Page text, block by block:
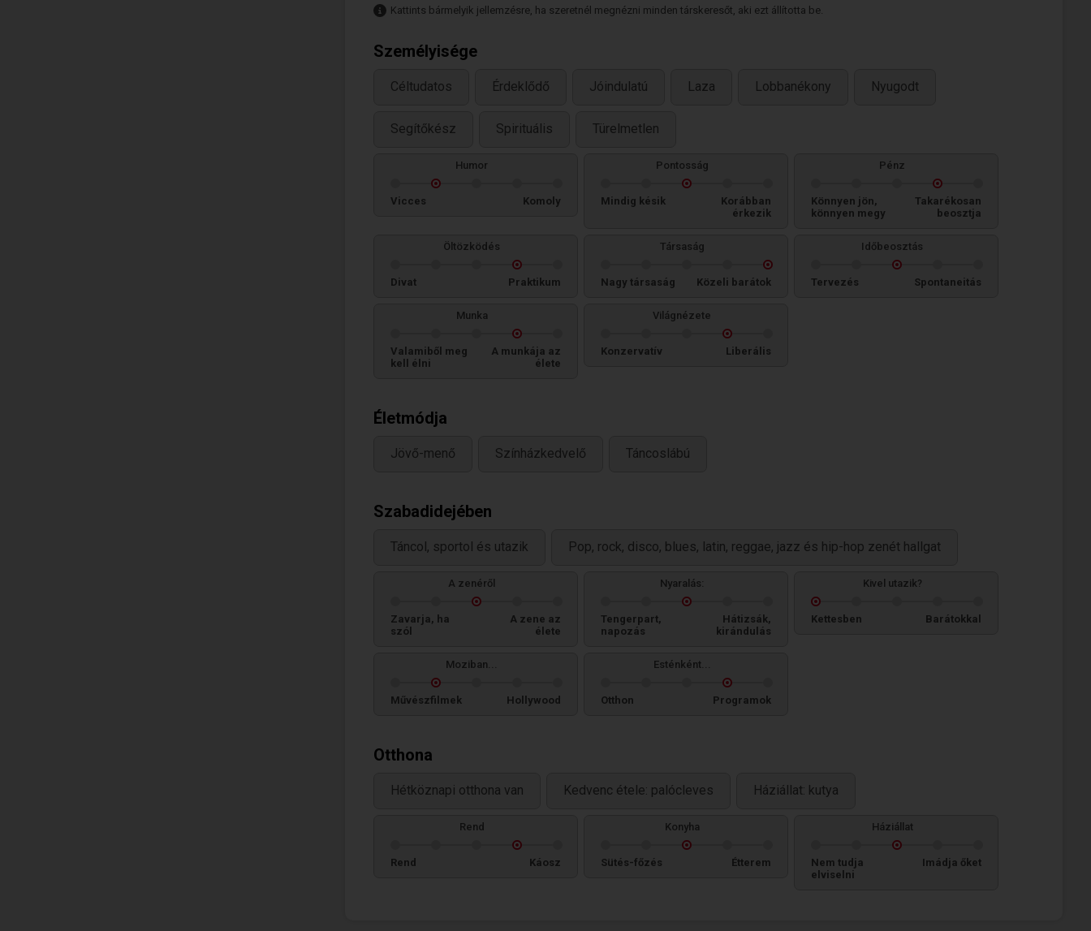
Kattints bármelyik jellemzésre, ha szeretnél megnézni minden társkeresőt, aki ezt állította be.
Személyisége
Céltudatos Érdeklődő Jóindulatú Laza Lobbanékony Nyugodt
Segítőkész Spirituális Türelmetlen
Humor
Vicces Komoly
Pontosság
Mindig késik
Korábban
érkezik
Pénz
Könnyen jön,
könnyen megy
Takarékosan
beosztja
Öltözködés
Divat Praktikum
Társaság
Nagy társaság Közeli barátok
Időbeosztás
Tervezés Spontaneitás
Munka
Valamiből meg
kell élni
A munkája az
élete
Világnézete
Konzervatív Liberális
Életmódja
Jövő-menő Színházkedvelő Táncoslábú
Szabadidejében
Táncol, sportol és utazik Pop, rock, disco, blues, latin, reggae, jazz és hip-hop zenét hallgat
A zenéről
Zavarja, ha
szól
A zene az
élete
Nyaralás:
Tengerpart,
napozás
Hátizsák,
kirándulás
Kivel utazik?
Kettesben Barátokkal
Moziban...
Művészfilmek Hollywood
Esténként...
Otthon Programok
Otthona
Hétköznapi otthona van Kedvenc étele: palócleves Háziállat: kutya
Rend
Rend Káosz
Konyha
Sütés-főzés Étterem
Háziállat
Nem tudja
elviselni
Imádja őket